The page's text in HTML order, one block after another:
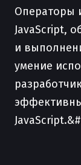
Операторы
JavaScript,
и
умение